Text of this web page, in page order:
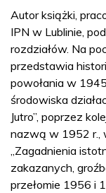
Autor książki,
IPN w Lublinie,
rozdziałów. Na
przedstawia
powołania w
środowiska
Jutro”, poprzez
nazwą w 1952 r.,
„Zagadnienia
zakazanych,
przełomie 1956 i